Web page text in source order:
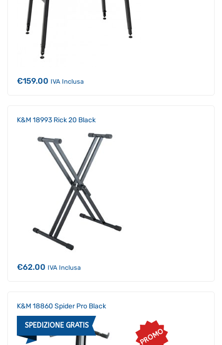
€159.00 IVA Inclusa
K&M 18993 Rick 20 Black
€62.00 IVA Inclusa
K&M 18860 Spider Pro Black
SPEDIZIONE GRATIS
PROMO